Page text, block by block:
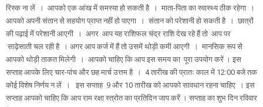
रिस्क ना लें । आपको एक आंख में समस्या हो सकती है । माता-पिता का स्वास्थ्य ठीक रहेगा ।
आपको अपनी संतान से सहयोग प्राप्त नहीं हो पाएगा । संतान को परेशानी हो सकती है । छात्रों
की पढ़ाई में परेशानी आएगी । अगर आप यह राशिफल चंद्र राशि देख रहे हैं तो आप पर
साढ़ेसाती चल रही है । अगर आप कर्ज में हैं तो उसमें थोड़ी कमी आएगी । मानसिक रूप से
आपको थोड़ी ताकत मिलेगी । आपको चाहिए कि आप इस समय का पूरा उपयोग करें । इस
सप्ताह आपके लिए चार-पांच और छह मार्च उत्तम है । 4 तारीख की प्रातः काल में 12:00 बजे तक
कोई विशेष निर्णय न लें । इस सप्ताह 9 और 10 तारीख को आपको सावधान रहना चाहिए । ‌इस
सप्ताह आपको चाहिए कि आप राम रक्षा स्त्रोत का प्रतिदिन जाप करें । सप्ताह का शुभ दिन रविवार